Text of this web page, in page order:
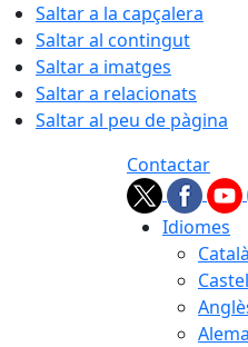
Saltar a la capçalera
Saltar al contingut
Saltar a imatges
Saltar a relacionats
Saltar al peu de pàgina
Contactar
Idiomes
Català